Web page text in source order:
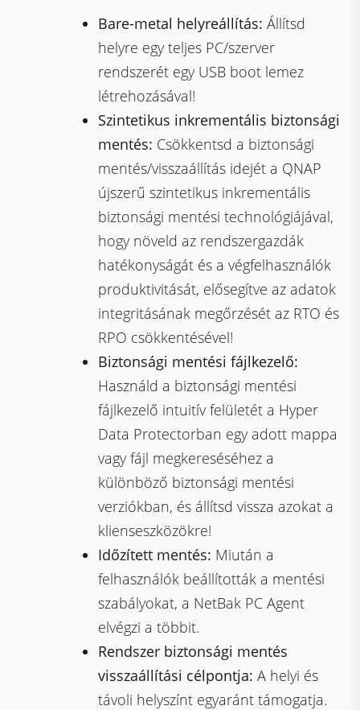
Bare-metal helyreállítás: Állítsd
helyre egy teljes PC/szerver
rendszerét egy USB boot lemez
létrehozásával!
Szintetikus inkrementális biztonsági
mentés: Csökkentsd a biztonsági
mentés/visszaállítás idejét a QNAP
újszerű szintetikus inkrementális
biztonsági mentési technológiájával,
hogy növeld az rendszergazdák
hatékonyságát és a végfelhasználók
produktivitását, elősegítve az adatok
integritásának megőrzését az RTO és
RPO csökkentésével!
Biztonsági mentési fájlkezelő:
Használd a biztonsági mentési
fájlkezelő intuitív felületét a Hyper
Data Protectorban egy adott mappa
vagy fájl megkereséséhez a
különböző biztonsági mentési
verziókban, és állítsd vissza azokat a
klienseszközökre!
Időzített mentés: Miután a
felhasználók beállították a mentési
szabályokat, a NetBak PC Agent
elvégzi a többit.
Rendszer biztonsági mentés
visszaállítási célpontja: A helyi és
távoli helyszínt egyaránt támogatja.